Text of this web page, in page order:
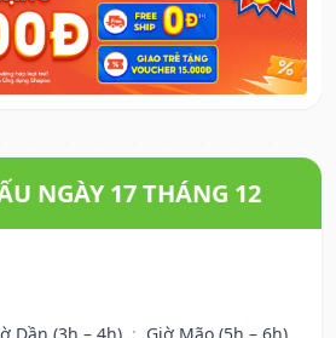
NGÀY 17 THÁNG 12